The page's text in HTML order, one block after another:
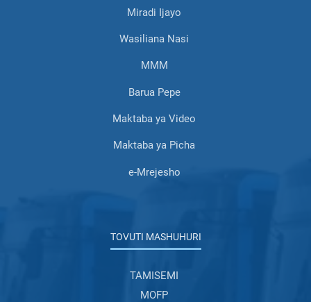
Miradi Ijayo
Wasiliana Nasi
MMM
Barua Pepe
Maktaba ya Video
Maktaba ya Picha
e-Mrejesho
TOVUTI MASHUHURI
TAMISEMI
MOFP